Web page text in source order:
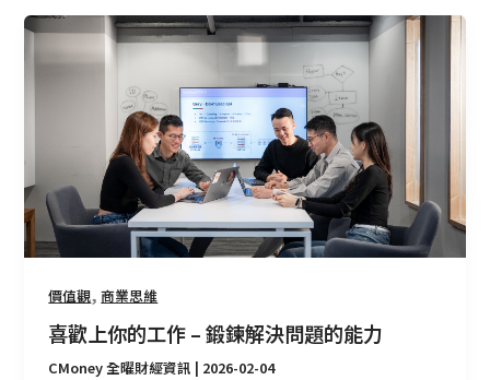
價值觀,商業思維
喜歡上你的工作 – 鍛鍊解決問題的能力
CMoney 全曜財經資訊 | 2026-02-04
喜
作
–
鍛
鍊
解
問
題